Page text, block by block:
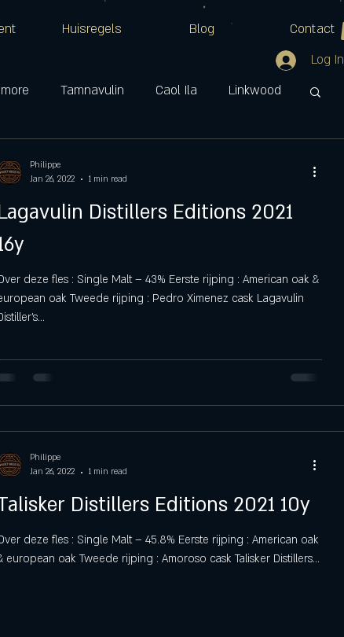
Huisregels Blog
Contact
Log In
Tamnavulin Caol Ila Linkwood
Distillers Editions 2021
deze fles : Single Malt – 43% Eerste rijping : American oak &
oak Tweede rijping : Pedro Ximenez cask Lagavulin
Philippe
Jan 26, 2022
1 min read
Distillers Editions 2021 10y
deze fles : Single Malt – 45.8% Eerste rijping : American oak
european oak Tweede rijping : Amoroso cask Talisker Distillers...
Philippe
Jan 26, 2022
1 min read